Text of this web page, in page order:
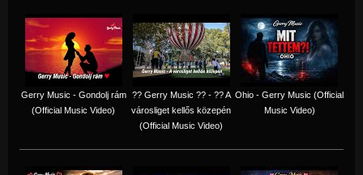
Gerry Music - Gondolj rám
(Official Music Video)
?? Gerry Music ?? - ?? A
városliget kellős közepén
(Official Music Video)
Ohio - Gerry Music (Official
Music Video)